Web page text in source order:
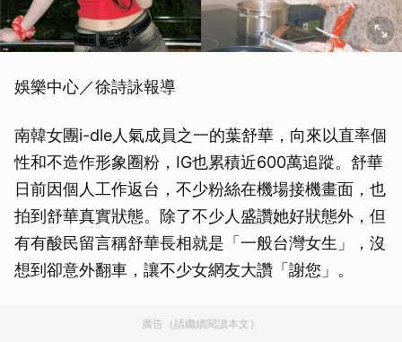
娛樂中心／徐詩詠報導
南韓女團i-dle人氣成員之一的葉舒華，向來以直率個
性和不造作形象圈粉，IG也累積近600萬追蹤。舒華
日前因個人工作返台，不少粉絲在機場接機畫面，也
拍到舒華真實狀態。除了不少人盛讚她好狀態外，但
有有酸民留言稱舒華長相就是「一般台灣女生」，沒
想到卻意外翻車，讓不少女網友大讚「謝您」。
廣告（請繼續閱讀本文）